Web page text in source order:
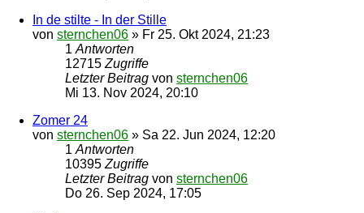
In de stilte - In der Stille
von sternchen06 » Fr 25. Okt 2024, 21:23
1 Antworten
12715 Zugriffe
Letzter Beitrag von sternchen06
Mi 13. Nov 2024, 20:10
Zomer 24
von sternchen06 » Sa 22. Jun 2024, 12:20
1 Antworten
10395 Zugriffe
Letzter Beitrag von sternchen06
Do 26. Sep 2024, 17:05